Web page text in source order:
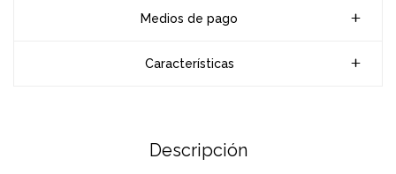
Medios de pago
Características
Descripción